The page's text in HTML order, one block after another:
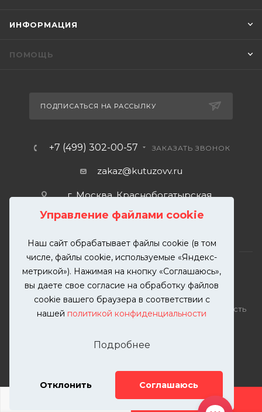
Управление файлами cookie
Наш сайт обрабатывает файлы cookie (в том
числе, файлы cookie, используемые «Яндекс-
метрикой»). Нажимая на кнопку «Соглашаюсь»,
вы даете свое согласие на обработку файлов
cookie вашего браузера в соответствии с
нашей политикой конфиденциальности
Подробнее
Отклонить Соглашаюсь
ДОБАВИТЬ УСЛУГУ
ИНФОРМАЦИЯ
ПОМОЩЬ
ПОДПИСАТЬСЯ НА РАССЫЛКУ
+7 (499) 302-00-57 ЗАКАЗАТЬ ЗВОНОК
zakaz@kutuzovv.ru
г. Москва, Краснобогатырская
2026 © KUTUZOVV | Кузовной ремонт и покраска
автомобилей. Вся информация на сайте – собственность
разрешения запрещена. Все права защищены.
Телефон: 8(499)-302-00-57